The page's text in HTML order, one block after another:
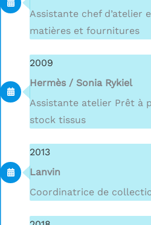
Assistante chef d’atelier
matières et fournitures
2009
Hermès / Sonia Rykiel
Assistante atelier Prêt à
stock tissus
2013
Lanvin
Coordinatrice de